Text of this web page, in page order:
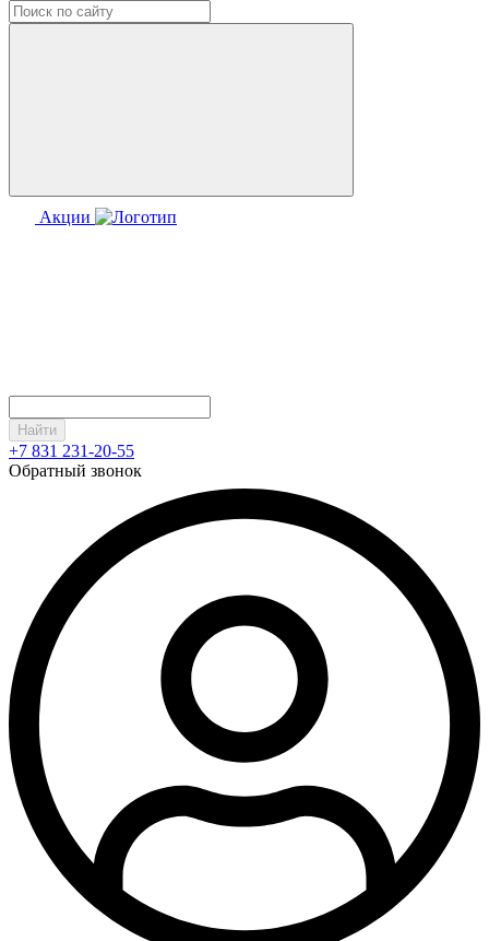
Акции
Найти
+7 831 231-20-55
Обратный звонок